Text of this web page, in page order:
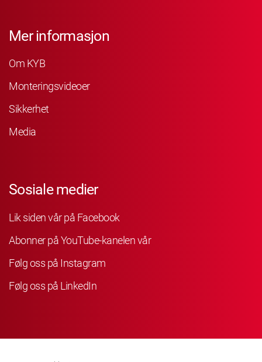
Mer informasjon
Om KYB
Monteringsvideoer
Sikkerhet
Media
Sosiale medier
Lik siden vår på Facebook
Abonner på YouTube-kanelen vår
Følg oss på Instagram
Følg oss på LinkedIn